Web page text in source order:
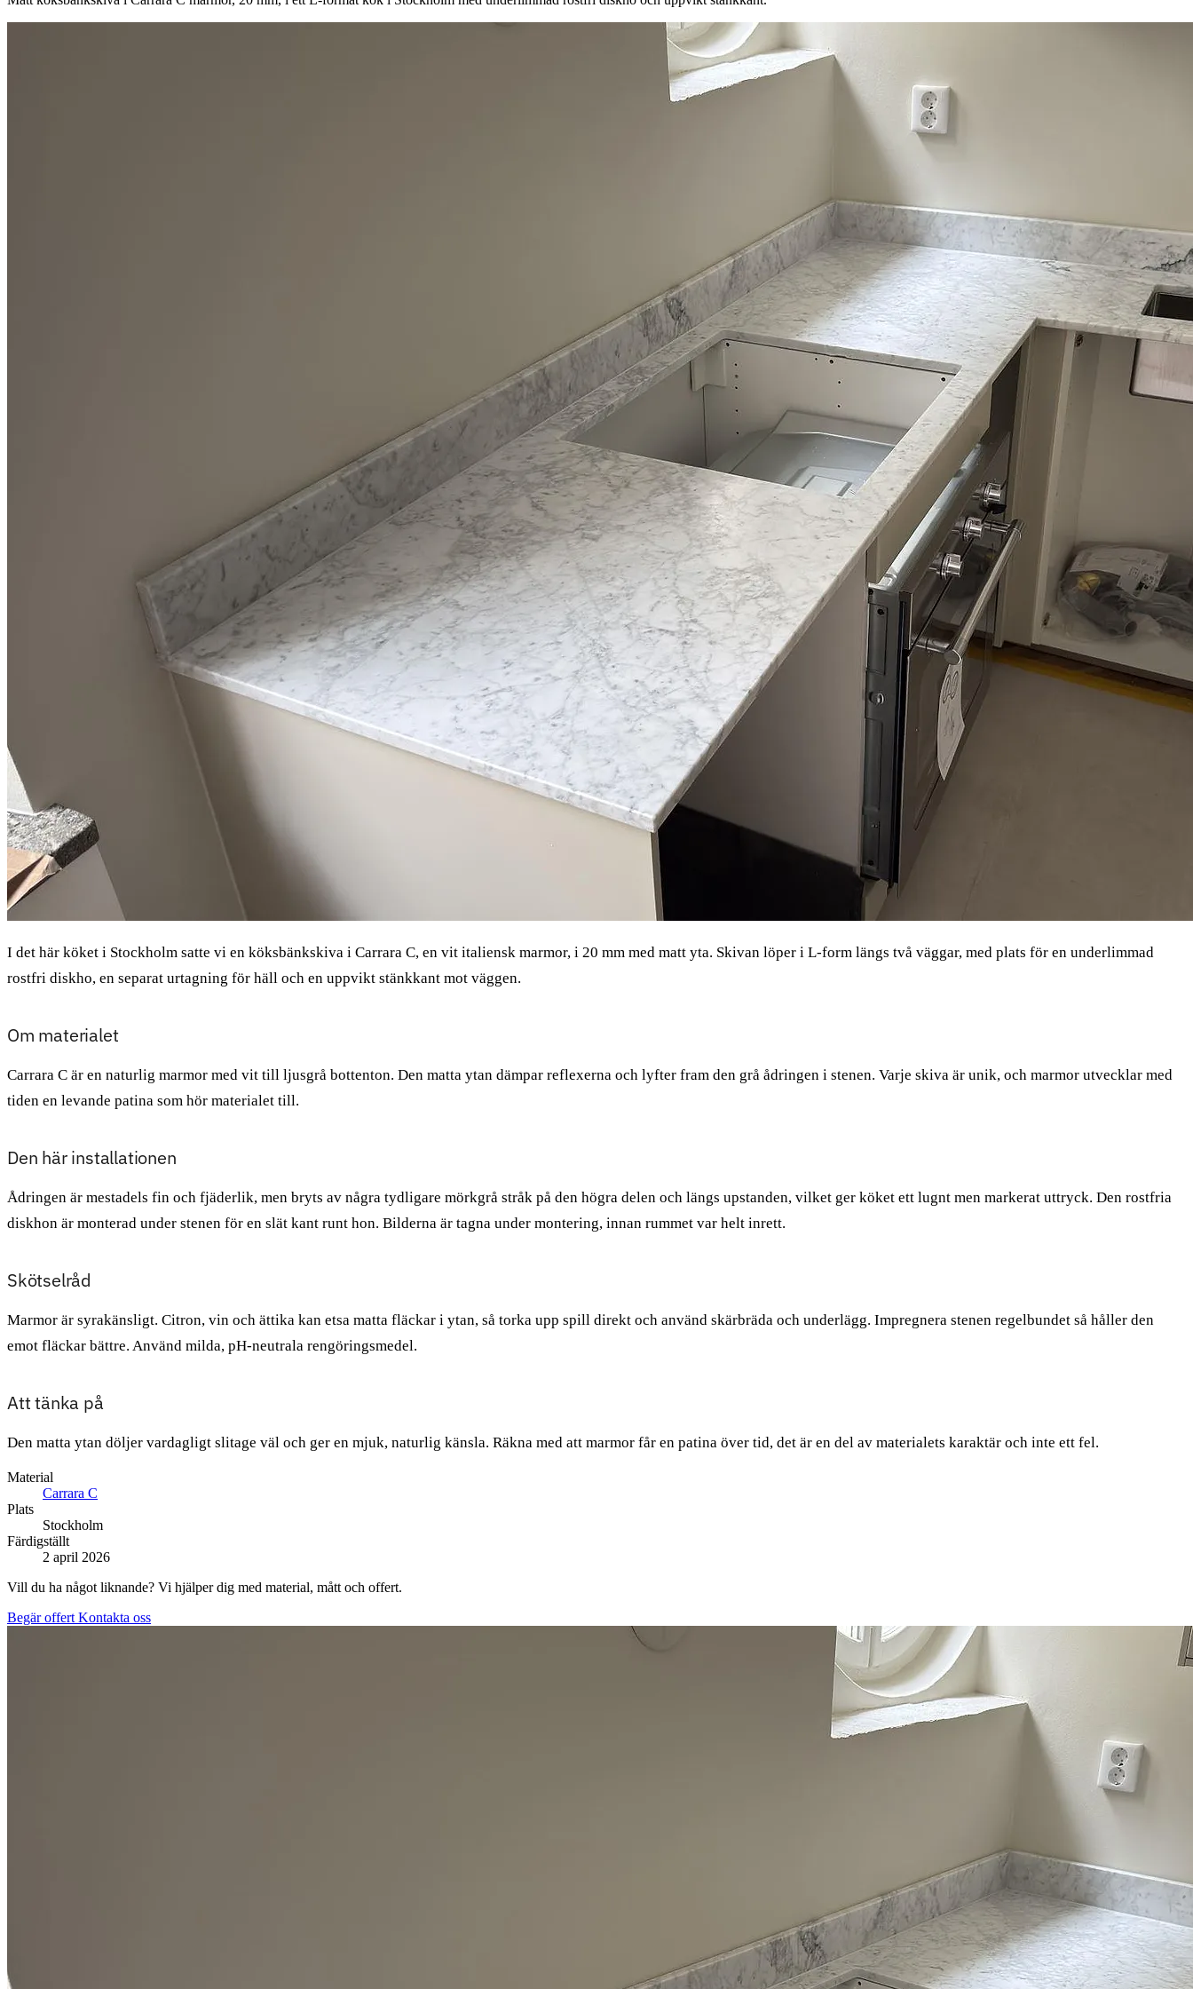
I det här köket i Stockholm satte vi en köksbänkskiva i Carrara C, en vit italiensk marmor, i 20 mm med matt yta. Skivan löper i L-form längs två väggar, med plats för en underlimmad
rostfri diskho, en separat urtagning för häll och en uppvikt stänkkant mot väggen.
Om materialet
Carrara C är en naturlig marmor med vit till ljusgrå bottenton. Den matta ytan dämpar reflexerna och lyfter fram den grå ådringen i stenen. Varje skiva är unik, och marmor utvecklar med
tiden en levande patina som hör materialet till.
Den här installationen
Ådringen är mestadels fin och fjäderlik, men bryts av några tydligare mörkgrå stråk på den högra delen och längs upstanden, vilket ger köket ett lugnt men markerat uttryck. Den rostfria
diskhon är monterad under stenen för en slät kant runt hon. Bilderna är tagna under montering, innan rummet var helt inrett.
Skötselråd
Marmor är syrakänsligt. Citron, vin och ättika kan etsa matta fläckar i ytan, så torka upp spill direkt och använd skärbräda och underlägg. Impregnera stenen regelbundet så håller den
emot fläckar bättre. Använd milda, pH-neutrala rengöringsmedel.
Att tänka på
Den matta ytan döljer vardagligt slitage väl och ger en mjuk, naturlig känsla. Räkna med att marmor får en patina över tid, det är en del av materialets karaktär och inte ett fel.
Material
Carrara C
Plats
Stockholm
Färdigställt
2 april 2026
Vill du ha något liknande? Vi hjälper dig med material, mått och offert.
Begär offert Kontakta oss